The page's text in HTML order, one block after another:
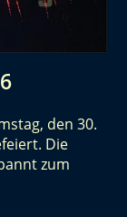
den 30.
Die
zum